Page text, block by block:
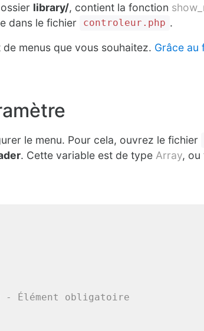
library/, contient la fonction
dans le fichier
controleur.php .
menus que vous souhaitez. Grâce au
le menu. Pour cela, ouvrez le fichier
. Cette variable est de type Array, ou
- Élément obligatoire